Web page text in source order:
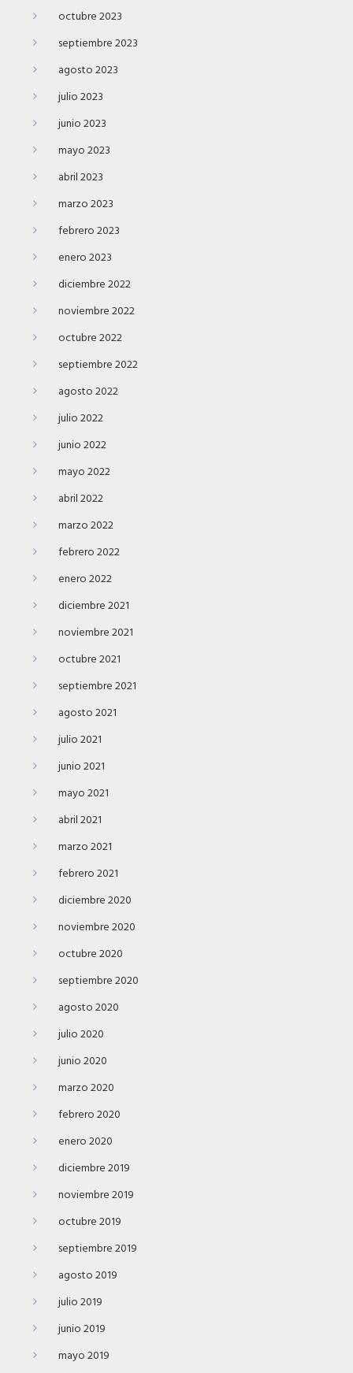
octubre 2023
septiembre 2023
agosto 2023
julio 2023
junio 2023
mayo 2023
abril 2023
marzo 2023
febrero 2023
enero 2023
diciembre 2022
noviembre 2022
octubre 2022
septiembre 2022
agosto 2022
julio 2022
junio 2022
mayo 2022
abril 2022
marzo 2022
febrero 2022
enero 2022
diciembre 2021
noviembre 2021
octubre 2021
septiembre 2021
agosto 2021
julio 2021
junio 2021
mayo 2021
abril 2021
marzo 2021
febrero 2021
diciembre 2020
noviembre 2020
octubre 2020
septiembre 2020
agosto 2020
julio 2020
junio 2020
marzo 2020
febrero 2020
enero 2020
diciembre 2019
noviembre 2019
octubre 2019
septiembre 2019
agosto 2019
julio 2019
junio 2019
mayo 2019